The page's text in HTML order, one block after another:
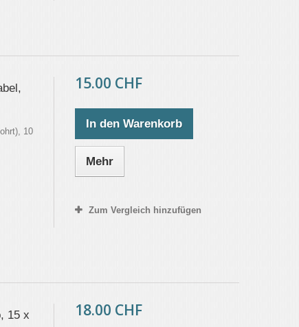
10
15.00 CHF
In den Warenkorb
Mehr
Zum Vergleich hinzufügen
15 x
18.00 CHF